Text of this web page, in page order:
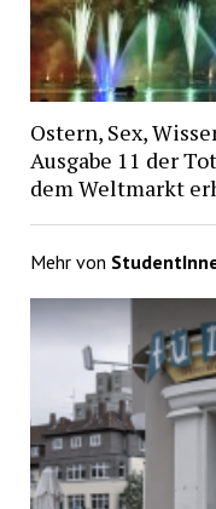
Ostern, Sex,
Ausgabe 11 der
dem Weltmarkt
Mehr von